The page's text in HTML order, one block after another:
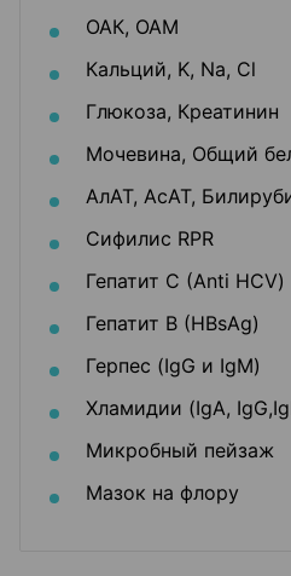
ОАК, ОАМ
Кальций, K, Na, Cl
Глюкоза, Креатинин
Мочевина, Общий
АлАТ, АсАТ,
Сифилис RPR
Гепатит С (Аnti HCV)
Гепатит В (HBsAg)
Герпес (IgG и IgM)
Хламидии (IgA,
Микробный пейзаж
Мазок на флору